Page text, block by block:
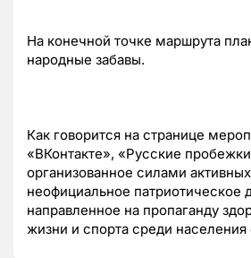
На конечной точке маршрута
народные забавы.
Как говорится на странице
«ВКонтакте», «Русские
организованное силами
неофициальное патриотическое
направленное на пропаганду
жизни и спорта среди населения